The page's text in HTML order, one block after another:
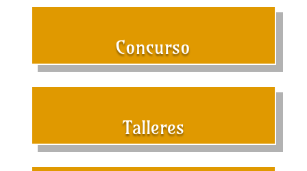
Concurso
Talleres